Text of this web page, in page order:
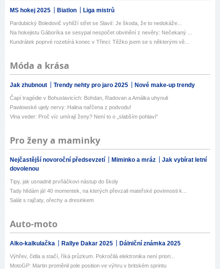
MS hokej 2025 Biatlon Liga mistrů
Pardubický Boledovič vyhlíží střet se Slavií: Je škoda, že to nedokáže...
Na hokejistu Gáboríka se sesypal nespočet obvinění z nevěry: Nečekaný ...
Kundrátek poprvé rozebírá konec v Třinci: Těžko jsem se s některými vě...
Móda a krása
Jak zhubnout Trendy nehty pro jaro 2025 Nové make-up trendy
Čapí tragédie v Bohuslavicích: Bohdan, Radovan a Amálka uhynuli
Pawlowské ujely nervy: Halina nařčena z podvodu!
Vlna veder: Proč víc umírají ženy? Není to o „slabším pohlaví“
Pro ženy a maminky
Nejčastější novoroční předsevzetí Miminko a mráz
Jak vybírat letní
dovolenou
Tipy, jak usnadnit prvňáčkovi nástup do školy
Tady hlídám já! 40 momentek, na kterých převzali mateřské povinnosti k...
Salát s rajčaty, ořechy a dresinkem
Auto-moto
Alko-kalkulačka Rallye Dakar 2025 Dálniční známka 2025
Výhřev, čidla a stačí, říká průzkum. Pokročilá elektronika není priori...
MotoGP: Martin proměnil pole position ve výhru v britském sprintu